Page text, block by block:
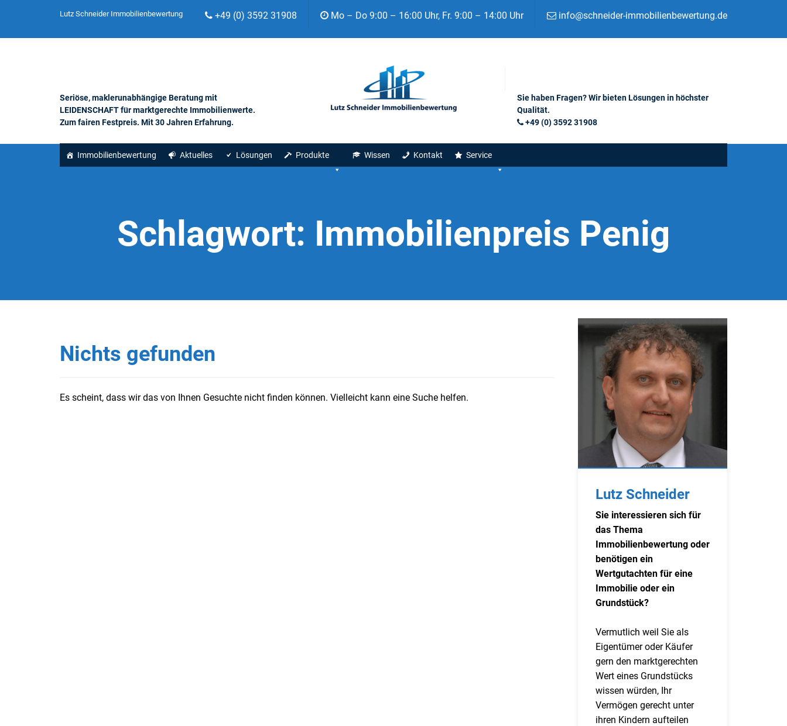
Lutz Schneider Immobilienbewertung +49 (0) 3592 31908 Mo – Do 9:00 – 16:00 Uhr, Fr. 9:00 – 14:00 Uhr info@schneider-immobilienbewertung.de
Seriöse, maklerunabhängige Beratung mit
LEIDENSCHAFT für marktgerechte Immobilienwerte.
Zum fairen Festpreis. Mit 30 Jahren Erfahrung.
Sie haben Fragen? Wir bieten Lösungen in höchster
Qualität.
+49 (0) 3592 31908
Immobilienbewertung Aktuelles Lösungen Produkte Wissen Kontakt Service
Schlagwort: Immobilienpreis Penig
Nichts gefunden
Es scheint, dass wir das von Ihnen Gesuchte nicht finden können. Vielleicht kann eine Suche helfen.
Lutz Schneider
Sie interessieren sich für
das Thema
Immobilienbewertung oder
benötigen ein
Wertgutachten für eine
Immobilie oder ein
Grundstück?
Vermutlich weil Sie als
Eigentümer oder Käufer
gern den marktgerechten
Wert eines Grundstücks
wissen würden, Ihr
Vermögen gerecht unter
ihren Kindern aufteilen